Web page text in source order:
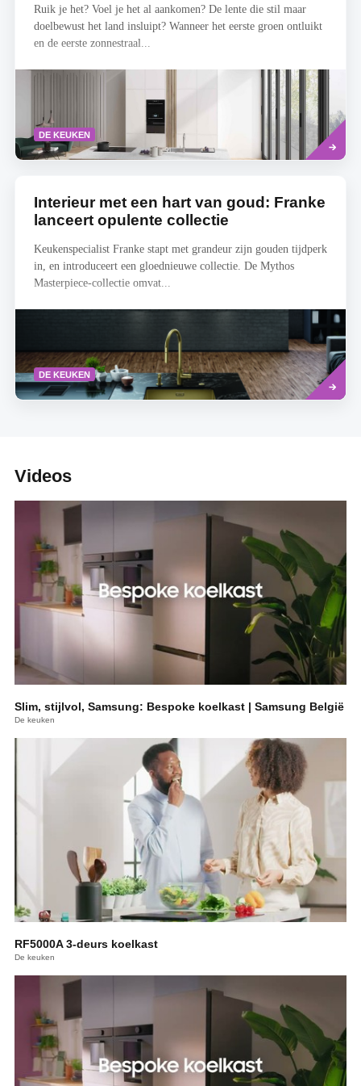
Ruik je het? Voel je het al aankomen? De lente die stil maar
doelbewust het land insluipt? Wanneer het eerste groen ontluikt
en de eerste zonnestraal...
DE KEUKEN
Read
more
Interieur met een hart van goud: Franke
lanceert opulente collectie
Keukenspecialist Franke stapt met grandeur zijn gouden tijdperk
in, en introduceert een gloednieuwe collectie. De Mythos
Masterpiece-collectie omvat...
DE KEUKEN
Read
more
Videos
Slim, stijlvol, Samsung: Bespoke koelkast | Samsung België
De keuken
RF5000A 3-deurs koelkast
De keuken